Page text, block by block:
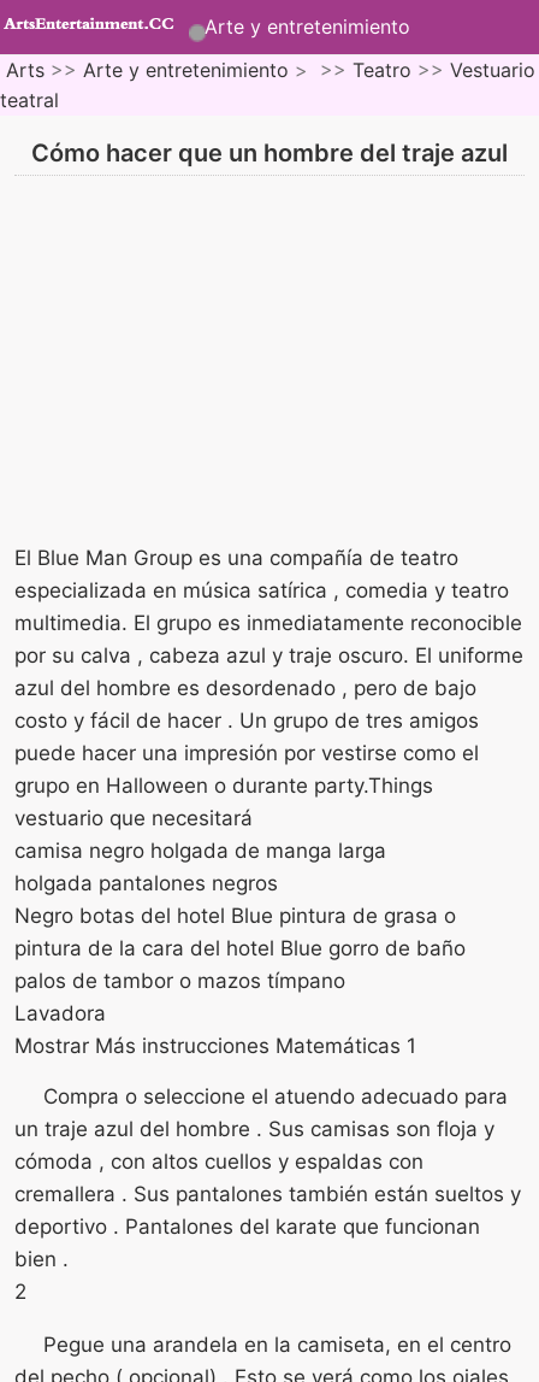
Arte y entretenimiento
Arts >> Arte y entretenimiento > >> Teatro >> Vestuario
teatral
Cómo hacer que un hombre del traje azul
El Blue Man Group es una compañía de teatro
especializada en música satírica , comedia y teatro
multimedia. El grupo es inmediatamente reconocible
por su calva , cabeza azul y traje oscuro. El uniforme
azul del hombre es desordenado , pero de bajo
costo y fácil de hacer . Un grupo de tres amigos
puede hacer una impresión por vestirse como el
grupo en Halloween o durante party.Things
vestuario que necesitará
camisa negro holgada de manga larga
holgada pantalones negros
Negro botas del hotel Blue pintura de grasa o
pintura de la cara del hotel Blue gorro de baño
palos de tambor o mazos tímpano
Lavadora
Mostrar Más instrucciones Matemáticas 1
Compra o seleccione el atuendo adecuado para
un traje azul del hombre . Sus camisas son floja y
cómoda , con altos cuellos y espaldas con
cremallera . Sus pantalones también están sueltos y
deportivo . Pantalones del karate que funcionan
bien .
2
Pegue una arandela en la camiseta, en el centro
del pecho ( opcional) . Esto se verá como los ojales